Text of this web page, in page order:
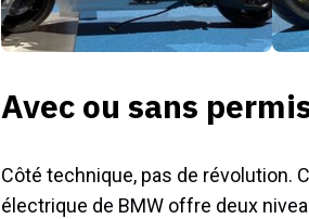
Avec ou sans
Côté technique, pas de révolution.
électrique de BMW offre deux